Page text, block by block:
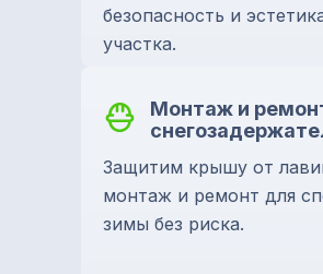
безопасность и
участка.
Монтаж и
Защитим крышу от
монтаж и ремонт для
зимы без риска.